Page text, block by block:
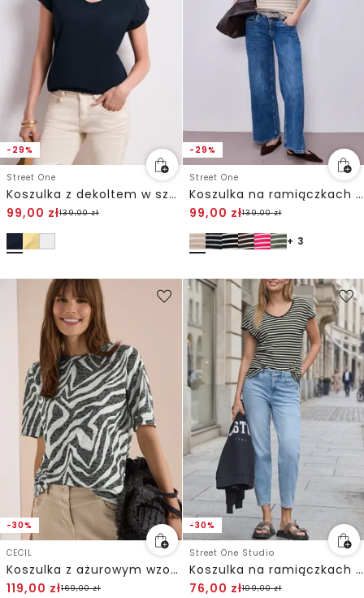
-29%
Street One
Koszulka z dekoltem w szpic i szydełkowymi detalami
99,00 zł139,00zł
-29%
Street One
Koszulka na ramiączkach w paski
99,00 zł139,00zł
+ 3
-30%
CECIL
Koszulka z ażurowym wzorem
119,00 zł169,00zł
-30%
Street One Studio
Koszulka na ramiączkach w paski
76,00 zł109,00zł